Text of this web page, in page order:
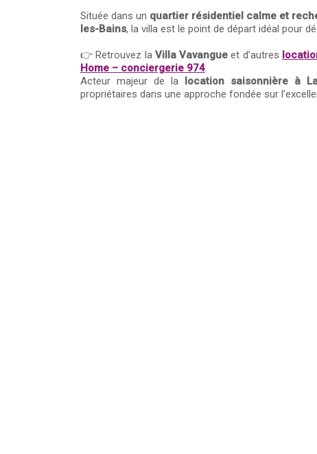
Située dans un quartier résidentiel calme et
les-Bains, la villa est le point de départ idéal pour
👉 Retrouvez la Villa Vavangue et d’autres
Home – conciergerie 974.
Acteur majeur de la location saisonnière à
propriétaires dans une approche fondée sur